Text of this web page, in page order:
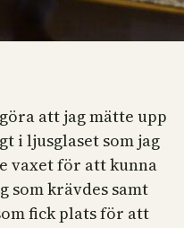
att jag mätte upp
i ljusglaset som jag
vaxet för att kunna
som krävdes samt
fick plats för att